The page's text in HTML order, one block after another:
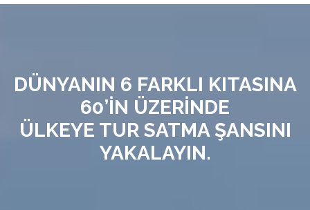
DÜNYANIN 6 FARKLI KITASINA
60’İN ÜZERİNDE
ÜLKEYE TUR SATMA ŞANSINI
YAKALAYIN.